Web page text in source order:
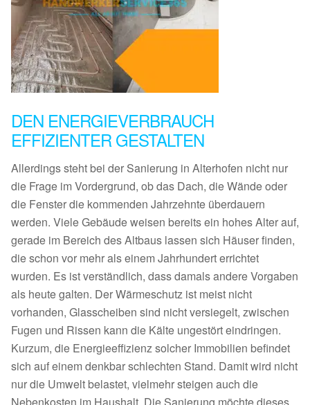
DEN ENERGIEVERBRAUCH
EFFIZIENTER GESTALTEN
Allerdings steht bei der Sanierung in Alterhofen nicht nur
die Frage im Vordergrund, ob das Dach, die Wände oder
die Fenster die kommenden Jahrzehnte überdauern
werden. Viele Gebäude weisen bereits ein hohes Alter auf,
gerade im Bereich des Altbaus lassen sich Häuser finden,
die schon vor mehr als einem Jahrhundert errichtet
wurden. Es ist verständlich, dass damals andere Vorgaben
als heute galten. Der Wärmeschutz ist meist nicht
vorhanden, Glasscheiben sind nicht versiegelt, zwischen
Fugen und Rissen kann die Kälte ungestört eindringen.
Kurzum, die Energieeffizienz solcher Immobilien befindet
sich auf einem denkbar schlechten Stand. Damit wird nicht
nur die Umwelt belastet, vielmehr steigen auch die